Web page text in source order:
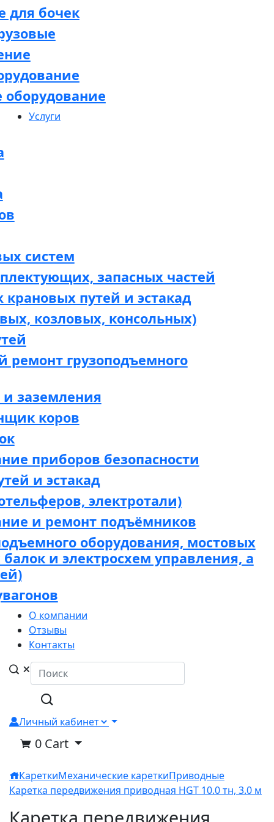
для бочек
оборудование
Услуги
систем
запасных частей
путей и эстакад
козловых, консольных)
грузоподъемного
заземления
коров
приборов безопасности
и эстакад
электротали)
и ремонт подъёмников
оборудования, мостовых
и электросхем управления, а
О компании
Отзывы
Контакты
Личный кабинет
0 Cart
КареткиМеханические кареткиПриводные
Каретка передвижения приводная HGT 10.0 тн, 3.0 м